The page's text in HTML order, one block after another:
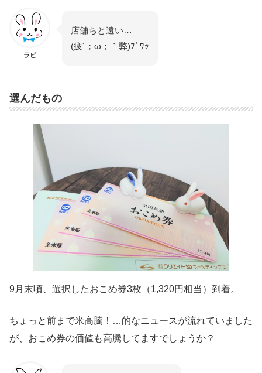
ラビ
店舗ちと遠い…
(疲´；ω；｀弊)ﾌﾞﾜｯ
選んだもの
9月末頃、選択したおこめ券3枚（1,320円相当）到着。
ちょっと前まで米高騰！…的なニュースが流れていました
が、おこめ券の価値も高騰してますでしょうか？